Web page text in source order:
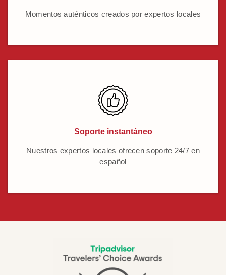
Momentos auténticos creados por expertos locales
Soporte instantáneo
Nuestros expertos locales ofrecen soporte 24/7 en
español